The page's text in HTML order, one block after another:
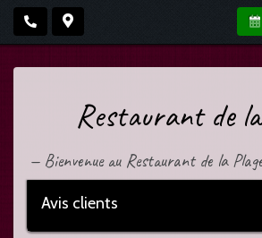
Restaurant de
—Bienvenue au Restaurant de la
Avis clients